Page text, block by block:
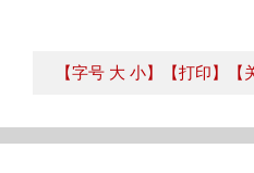
【字号 大 小】 【打印】 【